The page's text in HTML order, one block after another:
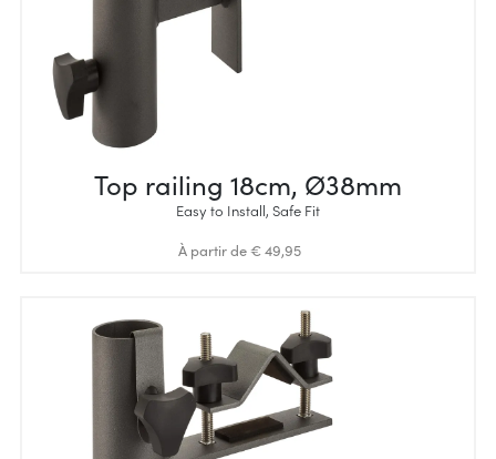
Top railing 18cm, Ø38mm
Easy to Install, Safe Fit
À partir de € 49,95